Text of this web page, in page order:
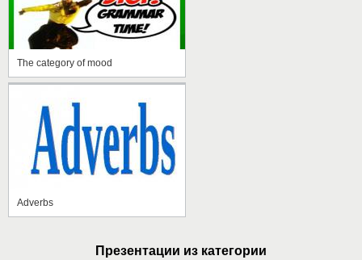
The category of mood
Adverbs
Презентации из категории